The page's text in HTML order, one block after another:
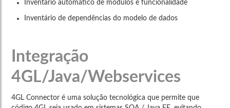
Inventário automático de módulos e funcionalidade
Inventário de dependências do modelo de dados
Integração
4GL/Java/Webservices
4GL Connector é uma solução tecnológica que permite que